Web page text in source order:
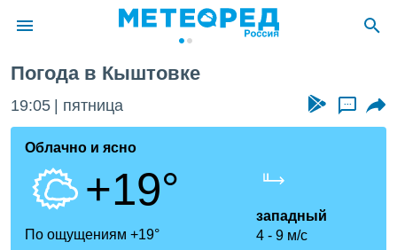
о
Вы можете
Погода в Кыштовке
19:05 пятница ...
Облачно и ясно
+19°
По ощущениям +19°
западный
4
9 м/с